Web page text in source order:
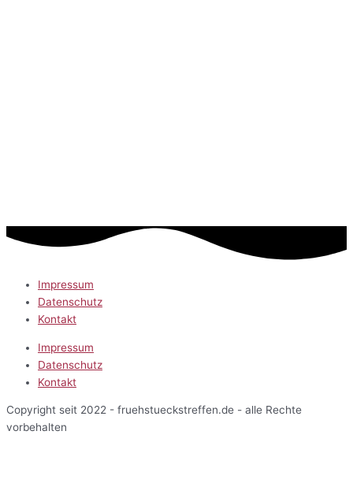
Impressum
Datenschutz
Kontakt
Impressum
Datenschutz
Kontakt
Copyright seit 2022 - fruehstueckstreffen.de - alle Rechte
vorbehalten